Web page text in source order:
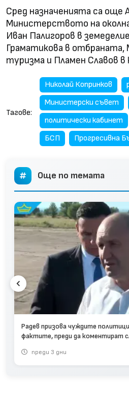
Сред назначенията са още
Министерството на
Иван Палигоров в
Граматикова в отбраната,
туризма и Пламен Славов
Тагове:
Николай Копринков
Министерски съвет
политически кабинет
БСП
Прогресивна
Още по темата
Радев призова чуждите
фактите, преди да коментират
преди 3 дни